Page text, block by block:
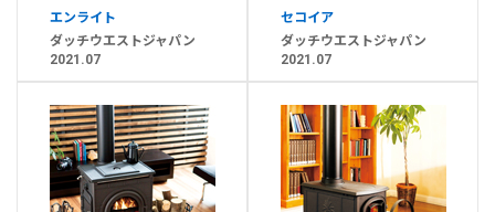
エンライト
ダッチウエストジャパン
2021.07
セコイア
ダッチウエストジャパン
2021.07